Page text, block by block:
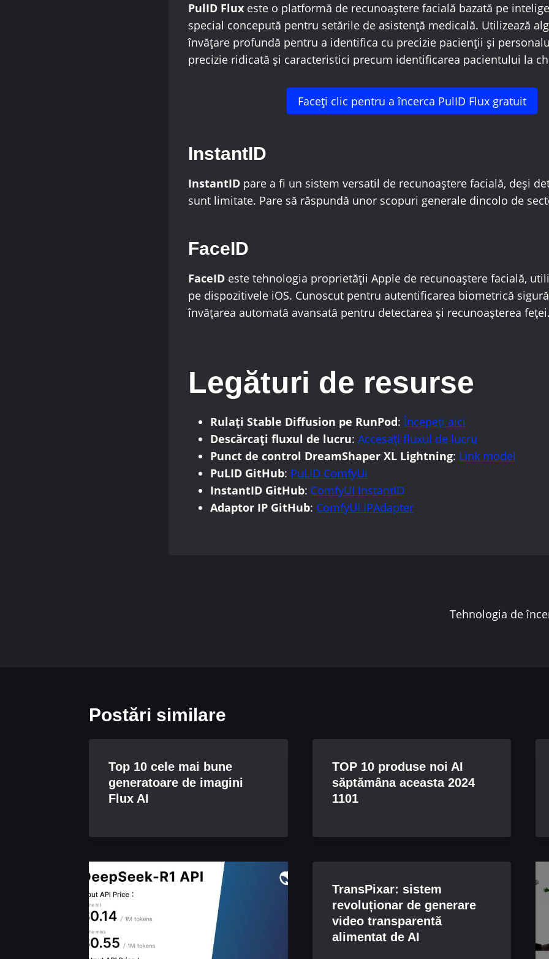
PulID Flux este o platformă de recunoaștere facială bazată pe
special concepută pentru setările de asistență medicală. Utilizează
învățare profundă pentru a identifica cu precizie pacienții și
precizie ridicată și caracteristici precum identificarea pacientului la
Faceți clic pentru a încerca PulID Flux gratuit
InstantID
InstantID pare a fi un sistem versatil de recunoaștere facială, deși
sunt limitate. Pare să răspundă unor scopuri generale dincolo de
FaceID
FaceID este tehnologia proprietății Apple de recunoaștere facială,
pe dispozitivele iOS. Cunoscut pentru autentificarea biometrică
învățarea automată avansată pentru detectarea și recunoașterea
Legături de resurse
Rulați Stable Diffusion pe RunPod:Începeți aici
Descărcați fluxul de lucru: Accesați fluxul de lucru
Punct de control DreamShaper XL Lightning: Link model
PuLID GitHub: PuLID ComfyUI
InstantID GitHub: ComfyUI InstantID
Adaptor IP GitHub: ComfyUI IPAdapter
Tehnologia de
Postări similare
Top 10 cele mai bune
generatoare de imagini
Flux AI
TOP 10 produse noi AI
săptămâna aceasta 2024
1101
TransPixar: sistem
revoluționar de generare
video transparentă
alimentat de AI